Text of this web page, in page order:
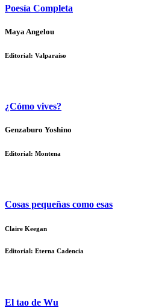
Poesía Completa
Maya Angelou
Editorial: Valparaíso
¿Cómo vives?
Genzaburo Yoshino
Editorial: Montena
Cosas pequeñas como esas
Claire Keegan
Editorial: Eterna Cadencia
El tao de Wu